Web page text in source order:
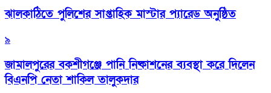
‎ঝালকাঠিতে পুলিশের সাপ্তাহিক মাস্টার প্যারেড অনুষ্ঠিত
৯
জামালপুরের বকশীগঞ্জে পানি নিষ্কাশনের ব্যবস্থা করে দিলেন
বিএনপি নেতা শাকিল তালুকদার